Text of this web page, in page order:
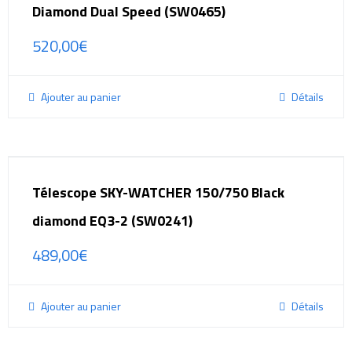
Diamond Dual Speed (SW0465)
520,00€
Ajouter au panier Détails
Télescope SKY-WATCHER 150/750 Black
diamond EQ3-2 (SW0241)
489,00€
Ajouter au panier Détails